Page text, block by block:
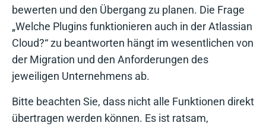
bewerten und den Übergang zu planen. Die Frage
„Welche Plugins funktionieren auch in der Atlassian
Cloud?“ zu beantworten hängt im wesentlichen von
der Migration und den Anforderungen des
jeweiligen Unternehmens ab.
Bitte beachten Sie, dass nicht alle Funktionen direkt
übertragen werden können. Es ist ratsam,